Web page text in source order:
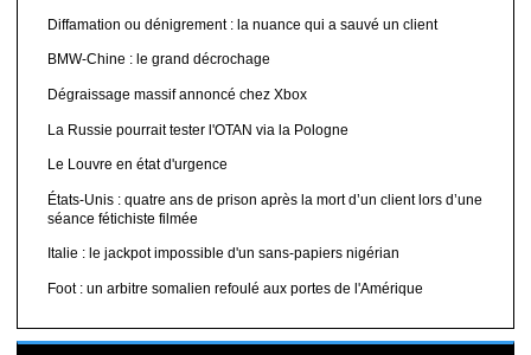
Diffamation ou dénigrement : la nuance qui a sauvé un client
BMW-Chine : le grand décrochage
Dégraissage massif annoncé chez Xbox
La Russie pourrait tester l'OTAN via la Pologne
Le Louvre en état d'urgence
États-Unis : quatre ans de prison après la mort d’un client lors d’une
séance fétichiste filmée
Italie : le jackpot impossible d'un sans-papiers nigérian
Foot : un arbitre somalien refoulé aux portes de l'Amérique